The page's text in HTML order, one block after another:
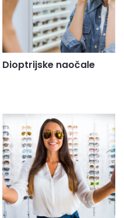
Dioptrijske naočale